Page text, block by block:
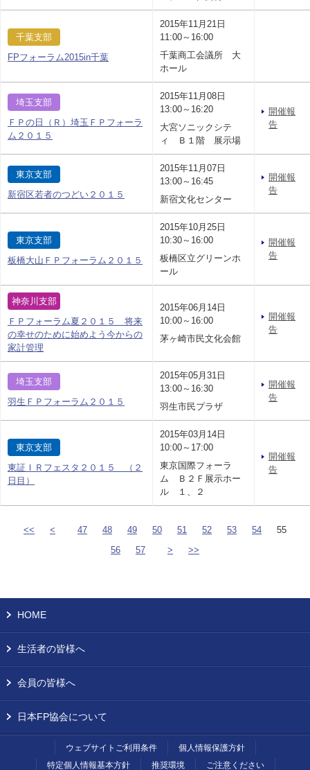
千葉支部
FPフォーラム2015in千葉
2015年11月21日
11:00～16:00
千葉商工会議所 大
ホール
埼玉支部
ＦＰの日（Ｒ）埼玉ＦＰフォーラ
ム２０１５
2015年11月08日
13:00～16:20
大宮ソニックシテ
ィ Ｂ１階 展示場
開催報
告
東京支部
新宿区若者のつどい２０１５
2015年11月07日
13:00～16:45
新宿文化センター
開催報
告
東京支部
板橋大山ＦＰフォーラム２０１５
2015年10月25日
10:30～16:00
板橋区立グリーンホ
ール
開催報
告
神奈川支部
ＦＰフォーラム夏２０１５ 将来
の幸せのために始めよう今からの
家計管理
2015年06月14日
10:00～16:00
茅ヶ崎市民文化会館
開催報
告
埼玉支部
羽生ＦＰフォーラム２０１５
2015年05月31日
13:00～16:30
羽生市民プラザ
開催報
告
東京支部
東証ＩＲフェスタ２０１５ （２
日目）
2015年03月14日
10:00～17:00
東京国際フォーラ
ム Ｂ２Ｆ展示ホー
ル １、２
開催報
告
<< < 47 48 49 50 51 52 53 54
55
56
57 > >>
HOME
生活者の皆様へ
会員の皆様へ
日本FP協会について
ウェブサイトご利用条件
個人情報保護方針
特定個人情報基本方針
推奨環境 ご注意ください